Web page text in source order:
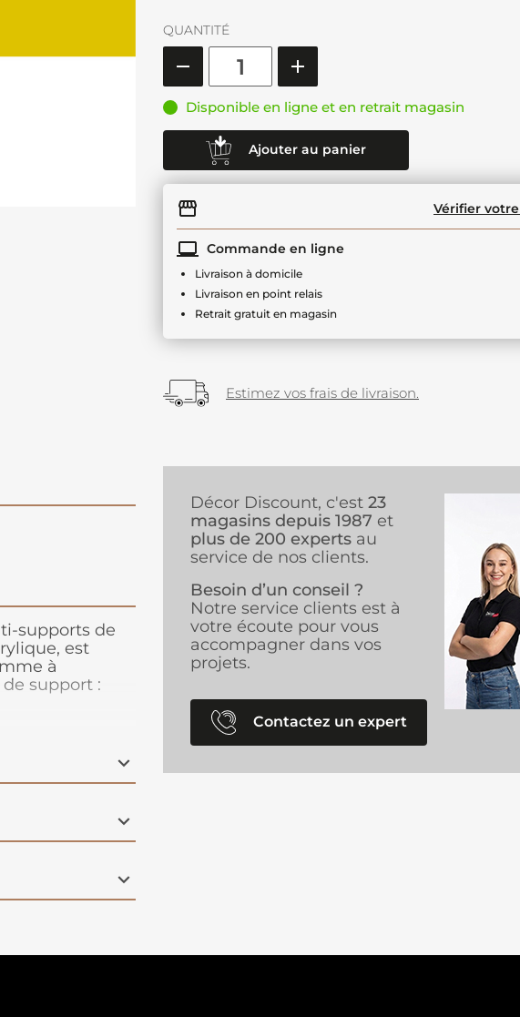
QUANTITÉ
Disponible en ligne et en retrait magasin
Ajouter au panier
Vérifier
Commande en ligne
Livraison à domicile
Livraison en point relais
Retrait gratuit en magasin
Estimez vos frais de livraison.
supports de
est
à
support :
Décor Discount, c'est 23
magasins depuis 1987 et
plus de 200 experts au
service de nos clients.
Besoin d’un conseil ?
Notre service clients est à
votre écoute pour vous
accompagner dans vos
projets.
Contactez un expert